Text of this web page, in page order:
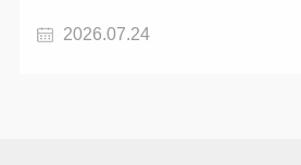
2026.07.24